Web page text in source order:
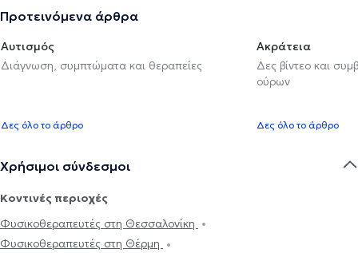
Προτεινόμενα άρθρα
Αυτισμός
Διάγνωση, συμπτώματα και θεραπείες
Δες όλο το άρθρο
Ακράτεια
Δες βίντεο και
ούρων
Δες όλο το άρθρο
Χρήσιμοι σύνδεσμοι
Κοντινές περιοχές
Φυσικοθεραπευτές στη Θεσσαλονίκη
Φυσικοθεραπευτές στη Θέρμη